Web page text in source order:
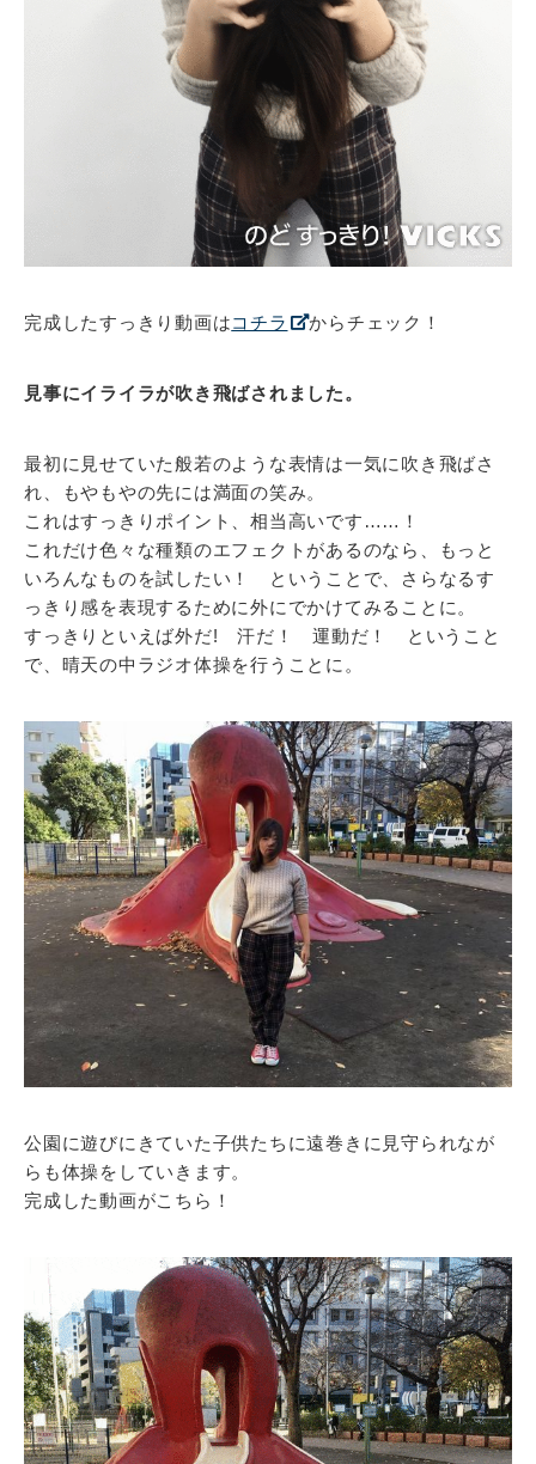
完成したすっきり動画はコチラ からチェック！
見事にイライラが吹き飛ばされました。
最初に見せていた般若のような表情は一気に吹き飛ばさ
れ、もやもやの先には満面の笑み。
これはすっきりポイント、相当高いです……！
これだけ色々な種類のエフェクトがあるのなら、もっと
いろんなものを試したい！ ということで、さらなるす
っきり感を表現するために外にでかけてみることに。
すっきりといえば外だ! 汗だ！ 運動だ！ ということ
で、晴天の中ラジオ体操を行うことに。
公園に遊びにきていた子供たちに遠巻きに見守られなが
らも体操をしていきます。
完成した動画がこちら！